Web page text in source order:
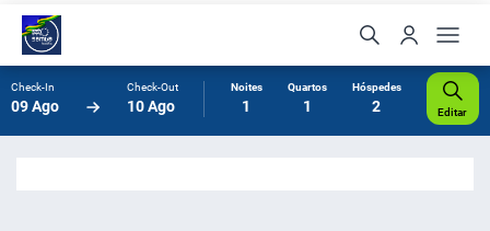
Check-In
09 Ago
Check-Out
10 Ago
Noites
1
Quartos
1
Hóspedes
2 Editar